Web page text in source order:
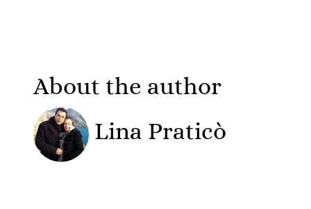
About the author
Lina Praticò